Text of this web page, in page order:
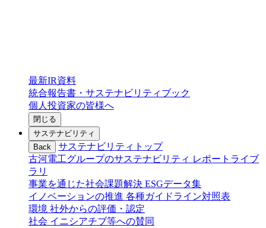
最新IR資料
統合報告書・サステナビリティブック
個人投資家の皆様へ
閉じる
サステナビリティ
Back
サステナビリティトップ
古河電工グループのサステナビリティ レポートライブ
ラリ
事業を通じた社会課題解決 ESGデータ集
イノベーションの推進 各種ガイドライン対照表
環境 社外からの評価・認定
社会 イニシアチブ等への賛同